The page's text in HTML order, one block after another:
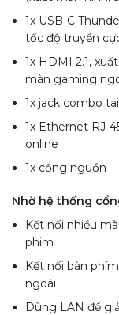
1x USB-C
tốc độ truyền
1x HDMI 2.1,
màn gaming
1x jack combo
1x Ethernet RJ-
online
1x cổng nguồn
Nhờ hệ thống
Kết nối nhiều
phim
Kết nối bàn
ngoài
Dùng LAN để